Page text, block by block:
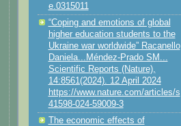
e.0315011
“Coping and emotions of global
higher education students to the
Ukraine war worldwide” Racanello
Daniela...Méndez-Prado SM...
Scientific Reports (Nature),
14:8561(2024). 12 April 2024
https://www.nature.com/articles/s
41598-024-59009-3
The economic effects of